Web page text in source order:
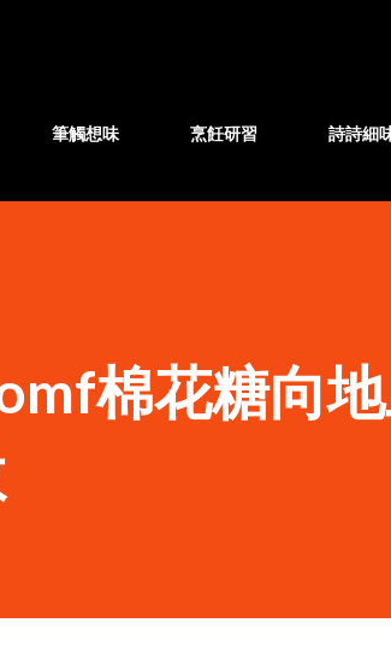
筆觸想味 烹飪研習 詩詩細
棉花糖向